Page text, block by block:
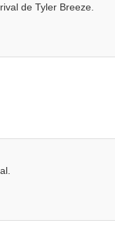
de Tyler Breeze.